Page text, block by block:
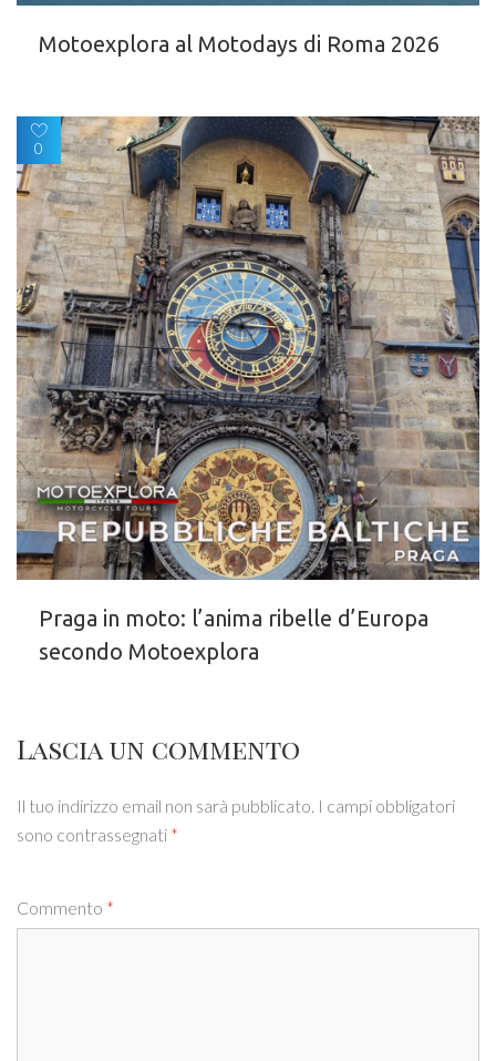
Motoexplora al Motodays di Roma 2026
0
Praga in moto: l’anima ribelle d’Europa
secondo Motoexplora
Lascia un commento
Il tuo indirizzo email non sarà pubblicato. I campi obbligatori
sono contrassegnati *
Commento *